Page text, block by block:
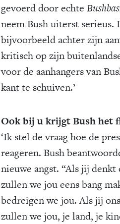
gevoerd door echte
neem Bush uiterst
bijvoorbeeld achter zijn
kritisch op zijn
voor de aanhangers van
kant te schuiven.’
Ook bij u krijgt Bush het
‘Ik stel de vraag hoe de
reageren. Bush
nieuwe angst. “Als jij
zullen we jou eens bang
bedreigen we jou. Als jij
zullen we jou, je land, je